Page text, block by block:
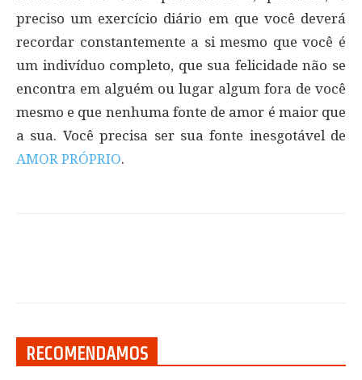
preciso um exercício diário em que você deverá
recordar constantemente a si mesmo que você é
um indivíduo completo, que sua felicidade não se
encontra em alguém ou lugar algum fora de você
mesmo e que nenhuma fonte de amor é maior que
a sua. Você precisa ser sua fonte inesgotável de
AMOR PRÓPRIO.
RECOMENDAMOS